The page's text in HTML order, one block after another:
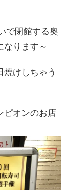
で閉館する奥
なります～
けしちゃう
ピオンのお店